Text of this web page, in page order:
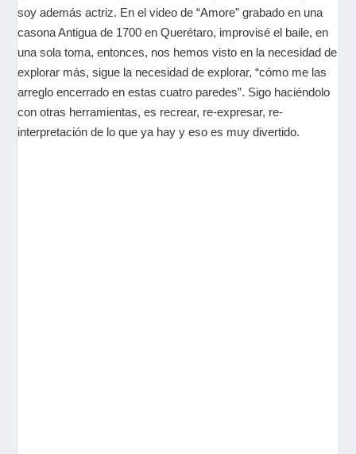
soy además actriz. En el video de “Amore” grabado en una
casona Antigua de 1700 en Querétaro, improvisé el baile, en
una sola toma, entonces, nos hemos visto en la necesidad de
explorar más, sigue la necesidad de explorar, “cómo me las
arreglo encerrado en estas cuatro paredes”. Sigo haciéndolo
con otras herramientas, es recrear, re-expresar, re-
interpretación de lo que ya hay y eso es muy divertido.